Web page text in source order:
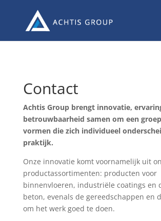
Contact
Achtis Group brengt innovatie,
betrouwbaarheid samen om een
vormen die zich individueel
praktijk.
Onze innovatie komt voornamelijk uit
productassortimenten: producten voor
binnenvloeren, industriële coatings en
beton, evenals de gereedschappen en
om het werk goed te doen.